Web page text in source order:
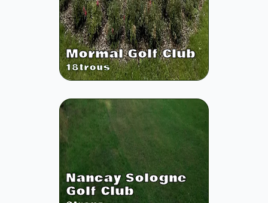
Mormal Golf Club
18trous
Nancay Sologne
Golf Club